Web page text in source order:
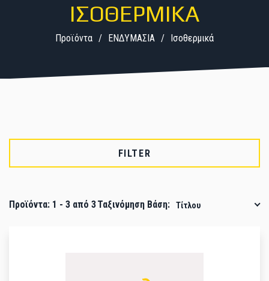
ΙΣΟΘΕΡΜΙΚΆ
Προϊόντα ΕΝΔΥΜΑΣΙΑ Ισοθερμικά
FILTER
Προϊόντα: 1 - 3 από 3Ταξινόμηση Βάση: Τίτλου